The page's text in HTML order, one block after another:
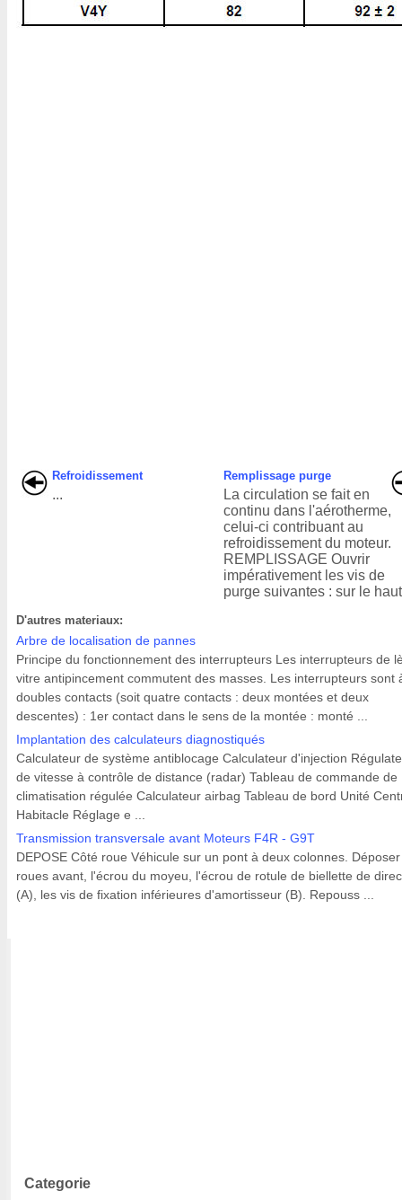
Refroidissement
...
Remplissage purge
La circulation se fait en
continu dans l'aérotherme,
celui-ci contribuant au
refroidissement du moteur.
REMPLISSAGE Ouvrir
impérativement les vis de
purge suivantes : sur le
D'autres materiaux:
Arbre de localisation de pannes
Principe du fonctionnement des interrupteurs Les interrupteurs de
vitre antipincement commutent des masses. Les interrupteurs sont
doubles contacts (soit quatre contacts : deux montées et deux
descentes) : 1er contact dans le sens de la montée : monté ...
Implantation des calculateurs diagnostiqués
Calculateur de système antiblocage Calculateur d'injection
de vitesse à contrôle de distance (radar) Tableau de commande de
climatisation régulée Calculateur airbag Tableau de bord Unité
Habitacle Réglage e ...
Transmission transversale avant Moteurs F4R - G9T
DEPOSE Côté roue Véhicule sur un pont à deux colonnes.
roues avant, l'écrou du moyeu, l'écrou de rotule de biellette de
(A), les vis de fixation inférieures d'amortisseur (B). Repouss ...
Categorie